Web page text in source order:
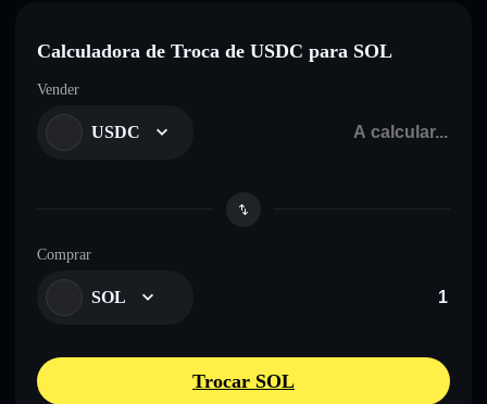
Calculadora de Troca de USDC para SOL
Vender
USDC
Comprar
SOL
Trocar SOL